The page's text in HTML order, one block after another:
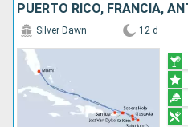
Silver Dawn 12 d